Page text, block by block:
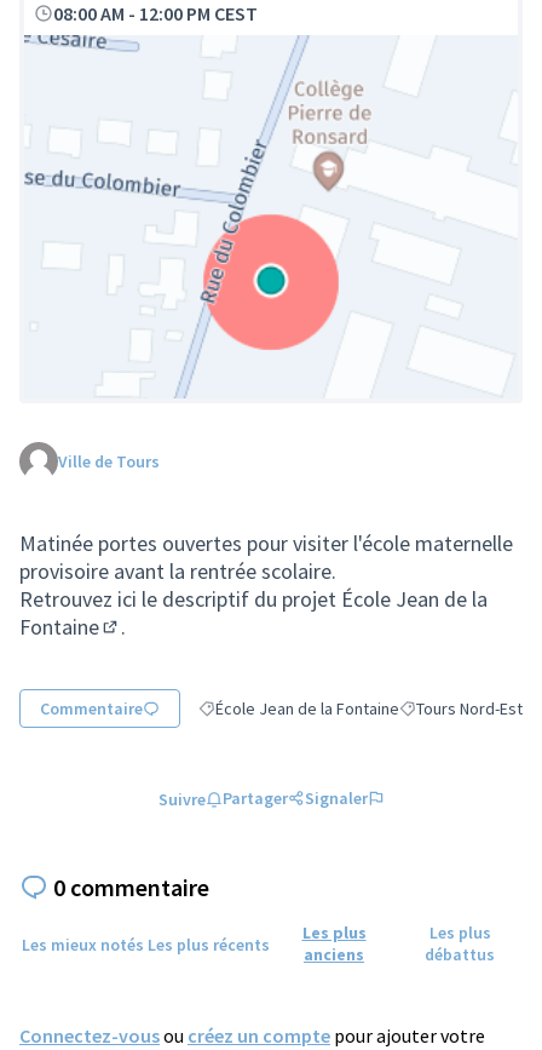
08:00 AM - 12:00 PM CEST
(Lien externe)
Ville de Tours
Matinée portes ouvertes pour visiter l'école maternelle
provisoire avant la rentrée scolaire.
Retrouvez ici le descriptif du projet École Jean de la
Fontaine
.
Commentaire Filtrer les résultats de la catégorie : École
École Jean de la FontaineFiltrer les résultats
Tours Nord-Est
Suivre Partager Signaler
0 commentaire
Les mieux notés Les plus récents
Les plus
anciens
Les plus
débattus
Connectez-vousou créez un compte pour ajouter votre